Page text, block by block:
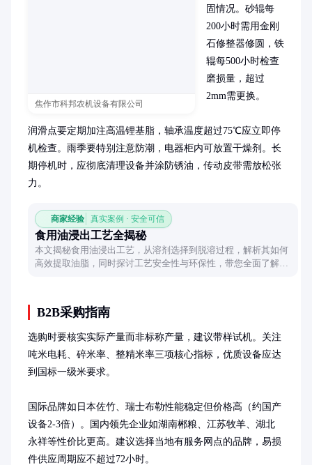
焦作市科邦农机设备有限公司
固情况。砂辊每
200小时需用金刚
石修整器修圆，铁
辊每500小时检查
磨损量，超过
2mm需更换。
润滑点要定期加注高温锂基脂，轴承温度超过75℃应立即停
机检查。雨季要特别注意防潮，电器柜内可放置干燥剂。长
期停机时，应彻底清理设备并涂防锈油，传动皮带需放松张
力。
商家经验 真实案例 · 安全可信
食用油浸出工艺全揭秘
本文揭秘食用油浸出工艺，从溶剂选择到脱溶过程，解析其如何
高效提取油脂，同时探讨工艺安全性与环保性，带您全面了解这
B2B采购指南
选购时要核实实际产量而非标称产量，建议带样试机。关注
吨米电耗、碎米率、整精米率三项核心指标，优质设备应达
到国标一级米要求。
国际品牌如日本佐竹、瑞士布勒性能稳定但价格高（约国产
设备2-3倍）。国内领先企业如湖南郴粮、江苏牧羊、湖北
永祥等性价比更高。建议选择当地有服务网点的品牌，易损
件供应周期应不超过72小时。